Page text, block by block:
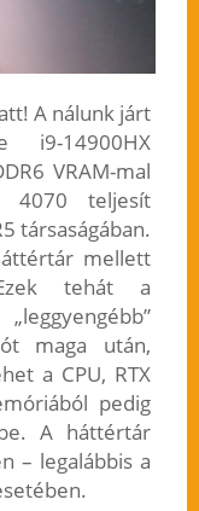
A nálunk járt
14900HX
VRAM-mal
4070 teljesít
társaságában.
mellett
tehát a
maga után,
a CPU, RTX
pedig
A háttértár
– legalábbis a